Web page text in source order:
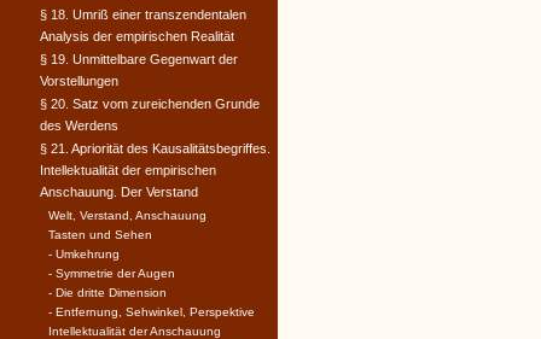
§ 18. Umriß einer transzendentalen
Analysis der empirischen Realität
§ 19. Unmittelbare Gegenwart der
Vorstellungen
§ 20. Satz vom zureichenden Grunde
des Werdens
§ 21. Apriorität des Kausalitätsbegriffes.
Intellektualität der empirischen
Anschauung. Der Verstand
Welt, Verstand, Anschauung
Tasten und Sehen
- Umkehrung
- Symmetrie der Augen
- Die dritte Dimension
- Entfernung, Sehwinkel, Perspektive
Intellektualität der Anschauung